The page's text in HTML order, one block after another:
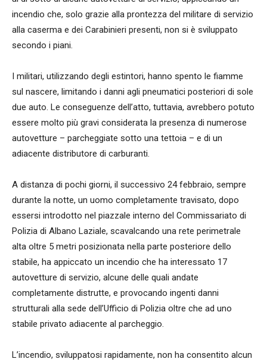
incendio che, solo grazie alla prontezza del militare di servizio
alla caserma e dei Carabinieri presenti, non si è sviluppato
secondo i piani.
I militari, utilizzando degli estintori, hanno spento le fiamme
sul nascere, limitando i danni agli pneumatici posteriori di sole
due auto. Le conseguenze dell’atto, tuttavia, avrebbero potuto
essere molto più gravi considerata la presenza di numerose
autovetture – parcheggiate sotto una tettoia – e di un
adiacente distributore di carburanti.
A distanza di pochi giorni, il successivo 24 febbraio, sempre
durante la notte, un uomo completamente travisato, dopo
essersi introdotto nel piazzale interno del Commissariato di
Polizia di Albano Laziale, scavalcando una rete perimetrale
alta oltre 5 metri posizionata nella parte posteriore dello
stabile, ha appiccato un incendio che ha interessato 17
autovetture di servizio, alcune delle quali andate
completamente distrutte, e provocando ingenti danni
strutturali alla sede dell’Ufficio di Polizia oltre che ad uno
stabile privato adiacente al parcheggio.
L’incendio, sviluppatosi rapidamente, non ha consentito alcun